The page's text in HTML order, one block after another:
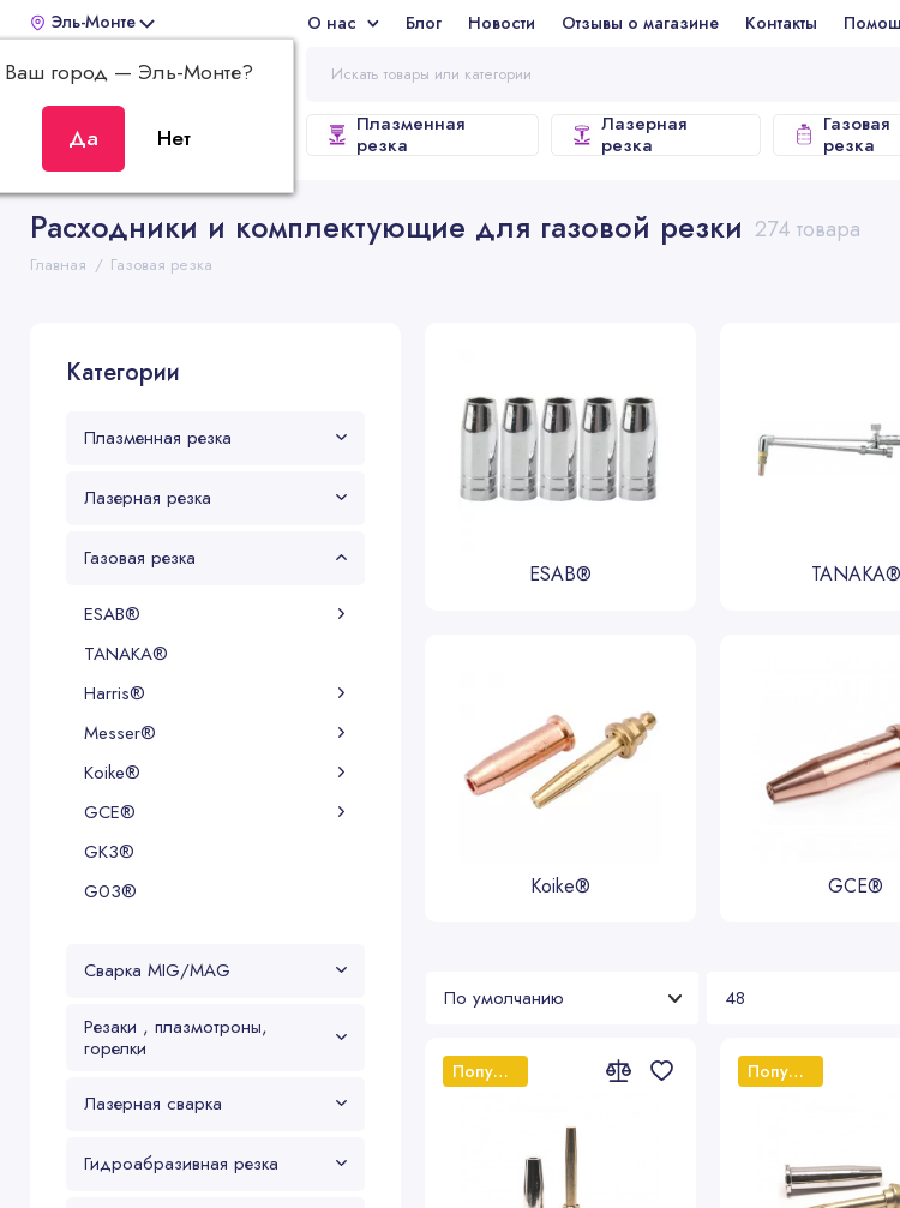
Эль-Монте
Ваш город —Эль-Монте?
О нас Блог Новости Отзывы о магазине Контакты Помощь
ВСЕ КАТЕГОРИИ
Плазменная
резка
Лазерная
резка
Газовая
резка
Расходники и комплектующие для газовой резки 274 товара
Главная Газовая резка
Категории
Плазменная резка
Лазерная резка
Газовая резка
ESAB®
TANAKA®
Harris®
Messer®
Koike®
GCE®
GK3®
G03®
Сварка MIG/MAG
Резаки , плазмотроны,
горелки
Лазерная сварка
Гидроабразивная резка
ESAB® TANAKA®
Koike® GCE®
Популярный Популярный